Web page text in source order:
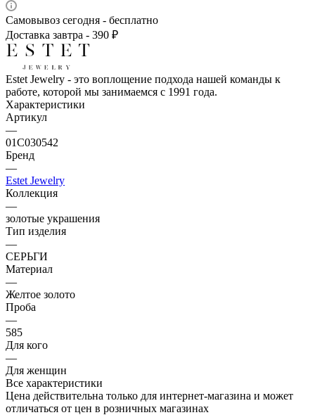
Самовывоз сегодня - бесплатно
Доставка завтра - 390 ₽
Estet Jewelry - это воплощение подхода нашей команды к
работе, которой мы занимаемся с 1991 года.
Характеристики
Артикул
—
01С030542
Бренд
—
Estet Jewelry
Коллекция
—
золотые украшения
Тип изделия
—
СЕРЬГИ
Материал
—
Желтое золото
Проба
—
585
Для кого
—
Для женщин
Все характеристики
Цена действительна только для интернет-магазина и может
отличаться от цен в розничных магазинах